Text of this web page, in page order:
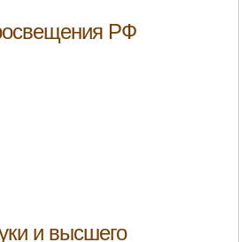
РФ
и высшего